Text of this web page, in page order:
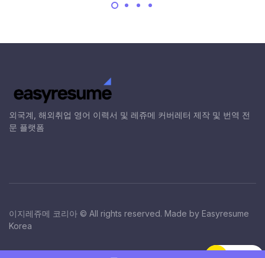
외국계, 해외취업 영어 이력서 및 레쥬메 커버레터 제작 및 번역 전
문 플랫폼
이지레쥬메 코리아 © All rights reserved. Made by Easyresume
Korea